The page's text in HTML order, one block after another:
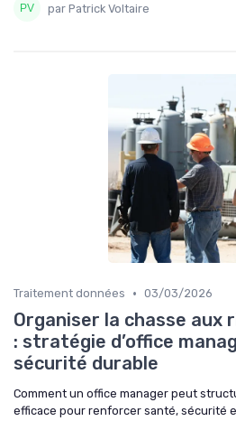
par Patrick Voltaire
Traitement données • 03/03/2026
Organiser la chasse aux
: stratégie d’office
sécurité durable
Comment un office manager peut
efficace pour renforcer santé, sécurité